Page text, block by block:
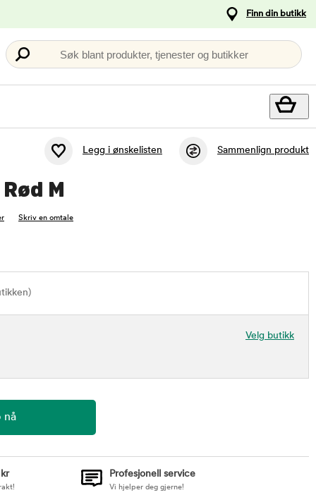
Finn din butikk
Søk blant produkter, tjenester og butikker
Legg i ønskelisten Sammenlign produkt
M
Skriv en omtale
Velg butikk
Profesjonell service
Vi hjelper deg gjerne!